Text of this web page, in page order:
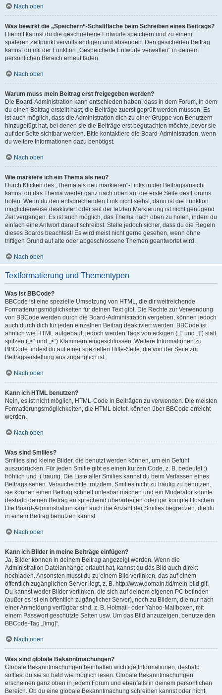
Nach oben
Was bewirkt die „Speichern“-Schaltfläche beim Schreiben eines Beitrags?
Hiermit kannst du die geschriebene Entwürfe speichern und zu einem
späteren Zeitpunkt vervollständigen und absenden. Den gesicherten Beitrag
kannst du mit der Funktion „Gespeicherte Entwürfe verwalten“ in deinem
persönlichen Bereich erneut laden.
Nach oben
Warum muss mein Beitrag erst freigegeben werden?
Die Board-Administration kann entschieden haben, dass in dem Forum, in dem
du einen Beitrag erstellt hast, die Beiträge zuerst geprüft werden müssen. Es
ist auch möglich, dass die Administration dich zu einer Gruppe von Benutzern
hinzugefügt hat, bei denen sie die Beiträge erst begutachten möchte, bevor sie
auf der Seite sichtbar werden. Bitte kontaktiere die Board-Administration, wenn
du weitere Informationen dazu benötigst.
Nach oben
Wie markiere ich ein Thema als neu?
Durch Klicken des „Thema als neu markieren“-Links in der Beitragsansicht
kannst du das Thema wieder ganz nach oben auf die erste Seite des Forums
holen. Wenn du den entsprechenden Link nicht siehst, dann ist die Funktion
möglicherweise deaktiviert oder seit der letzten Markierung ist nicht genügend
Zeit vergangen. Es ist auch möglich, das Thema nach oben zu holen, indem du
einfach eine Antwort darauf schreibst. Stelle jedoch sicher, dass du die Regeln
dieses Boards beachtest! Es wird meist nicht gerne gesehen, wenn ohne
triftigen Grund auf alte oder abgeschlossene Themen geantwortet wird.
Nach oben
Textformatierung und Thementypen
Was ist BBCode?
BBCode ist eine spezielle Umsetzung von HTML, die dir weitreichende
Formatierungsmöglichkeiten für deinen Text gibt. Die Rechte zur Verwendung
von BBCode werden durch die Board-Administration vergeben, können jedoch
auch durch dich für jeden einzelnen Beitrag deaktiviert werden. BBCode ist
ähnlich wie HTML aufgebaut, jedoch werden Tags von eckigen („[“ und „]“) statt
spitzen („<“ und „>“) Klammern eingeschlossen. Weitere Informationen zu
BBCode findest du auf einer speziellen Hilfe-Seite, die von der Seite zur
Beitragserstellung aus zugänglich ist.
Nach oben
Kann ich HTML benutzen?
Nein, es ist nicht möglich, HTML-Code in Beiträgen zu verwenden. Die meisten
Formatierungsmöglichkeiten, die HTML bietet, können über BBCode erreicht
werden.
Nach oben
Was sind Smilies?
Smilies sind kleine Bilder, die benutzt werden können, um ein Gefühl
auszudrücken. Für jeden Smilie gibt es einen kurzen Code, z. B. bedeutet :)
fröhlich und :( traurig. Die Liste aller Smilies kannst du beim Verfassen eines
Beitrags sehen. Versuche bitte trotzdem, Smilies nicht zu häufig zu benutzen,
sie können einen Beitrag schnell unlesbar machen und ein Moderator könnte
deshalb deinen Beitrag entsprechend überarbeiten oder gar komplett löschen.
Die Board-Administration kann auch die Anzahl der Smilies begrenzen, die du
in einem Beitrag benutzen kannst.
Nach oben
Kann ich Bilder in meine Beiträge einfügen?
Ja, Bilder können in deinem Beitrag angezeigt werden. Wenn die
Administration Dateianhänge erlaubt hat, kannst du das Bild auch direkt
hochladen. Ansonsten musst du zu einem Bild verlinken, das auf einem
öffentlich zugänglichen Server liegt, z. B. http://www.domain.tld/mein-bild.gif.
Du kannst weder Bilder verlinken, die sich auf deinem eigenen PC befinden
(außer es ist ein öffentlich zugänglicher Server), noch zu Bildern, die nur nach
einer Anmeldung verfügbar sind, z. B. Hotmail- oder Yahoo-Mailboxen, mit
einem Passwort geschützte Seiten usw. Um das Bild anzuzeigen, benutze den
BBCode-Tag „[img]“.
Nach oben
Was sind globale Bekanntmachungen?
Globale Bekanntmachungen beinhalten wichtige Informationen, deshalb
solltest du sie so bald wie möglich lesen. Globale Bekanntmachungen
erscheinen ganz oben in jedem Forum und ebenfalls in deinem persönlichen
Bereich. Ob du eine globale Bekanntmachung schreiben kannst oder nicht,